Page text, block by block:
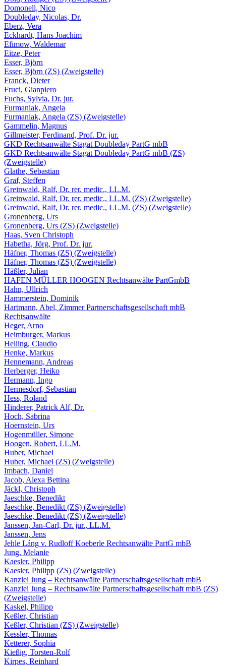
Domonell, Nico
Doubleday, Nicolas, Dr.
Eberz, Vera
Eckhardt, Hans Joachim
Efimow, Waldemar
Eitze, Peter
Esser, Björn
Esser, Björn (ZS) (Zweigstelle)
Franck, Dieter
Fruci, Gianpiero
Fuchs, Sylvia, Dr. jur.
Furmaniak, Angela
Furmaniak, Angela (ZS) (Zweigstelle)
Gammelin, Magnus
Gillmeister, Ferdinand, Prof. Dr. jur.
GKD Rechtsanwälte Stagat Doubleday PartG mbB
GKD Rechtsanwälte Stagat Doubleday PartG mbB (ZS)
(Zweigstelle)
Glathe, Sebastian
Graf, Steffen
Greinwald, Ralf, Dr. rer. medic., LL.M.
Greinwald, Ralf, Dr. rer. medic., LL.M. (ZS) (Zweigstelle)
Greinwald, Ralf, Dr. rer. medic., LL.M. (ZS) (Zweigstelle)
Gronenberg, Urs
Gronenberg, Urs (ZS) (Zweigstelle)
Haas, Sven Christoph
Habetha, Jörg, Prof. Dr. jur.
Häfner, Thomas (ZS) (Zweigstelle)
Häfner, Thomas (ZS) (Zweigstelle)
Häßler, Julian
HAFEN MÜLLER HOOGEN Rechtsanwälte PartGmbB
Hahn, Ullrich
Hammerstein, Dominik
Hartmann, Abel, Zimmer Partnerschaftsgesellschaft mbB
Rechtsanwälte
Heger, Arno
Heimburger, Markus
Helling, Claudio
Henke, Markus
Hennemann, Andreas
Herberger, Heiko
Hermann, Ingo
Hermesdorf, Sebastian
Hess, Roland
Hinderer, Patrick Alf, Dr.
Hoch, Sabrina
Hoernstein, Urs
Hogenmüller, Simone
Hoogen, Robert, LL.M.
Huber, Michael
Huber, Michael (ZS) (Zweigstelle)
Imbach, Daniel
Jacob, Alexa Bettina
Jäckl, Christoph
Jaeschke, Benedikt
Jaeschke, Benedikt (ZS) (Zweigstelle)
Jaeschke, Benedikt (ZS) (Zweigstelle)
Janssen, Jan-Carl, Dr. jur., LL.M.
Janssen, Jens
Jehle Láng v. Rudloff Koeberle Rechtsanwälte PartG mbB
Jung, Melanie
Kaesler, Philipp
Kaesler, Philipp (ZS) (Zweigstelle)
Kanzlei Jung – Rechtsanwälte Partnerschaftsgesellschaft mbB
Kanzlei Jung – Rechtsanwälte Partnerschaftsgesellschaft mbB (ZS)
(Zweigstelle)
Kaskel, Philipp
Keßler, Christian
Keßler, Christian (ZS) (Zweigstelle)
Kessler, Thomas
Ketterer, Sophia
Kießig, Torsten-Rolf
Kirpes, Reinhard